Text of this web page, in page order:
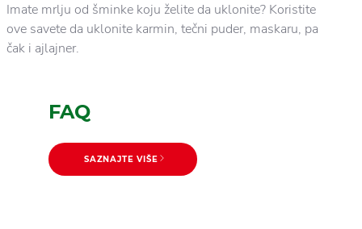
Imate mrlju od šminke koju želite da uklonite? Koristite
ove savete da uklonite karmin, tečni puder, maskaru, pa
čak i ajlajner.
FAQ
SAZNAJTE VIŠE